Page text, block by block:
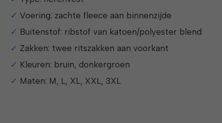
Voering: zachte fleece aan binnenzijde
Buitenstof: ribstof van katoen/polyester blend
Zakken: twee ritszakken aan voorkant
Kleuren: bruin, donkergroen
Maten: M, L, XL, XXL, 3XL